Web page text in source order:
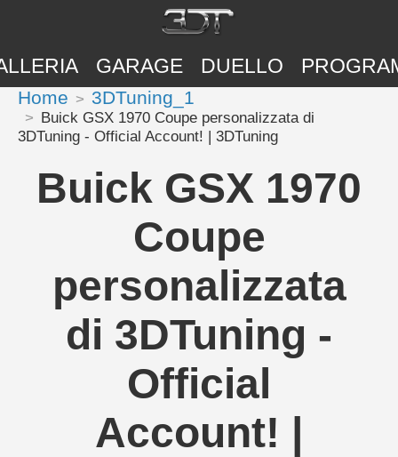
GARAGE DUELLO
Home 3DTuning_1
Buick GSX 1970 Coupe personalizzata di
3DTuning - Official Account! | 3DTuning
Buick GSX 1970
Coupe
personalizzata
di 3DTuning -
Official
Account! |